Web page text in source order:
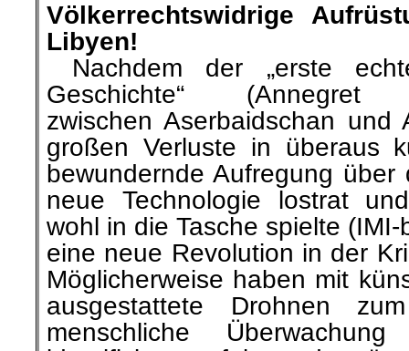
Völkerrechtswidrige
Libyen!
Nachdem der „erste
Geschichte“ (Annegret
zwischen Aserbaidschan und
großen Verluste in überaus
bewundernde Aufregung
neue Technologie lostrat
wohl in die Tasche spielte
eine neue Revolution in der
Möglicherweise haben mit
ausgestattete Drohnen
menschliche